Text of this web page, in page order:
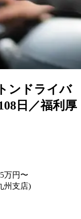
ンドライバ
日／福利厚
万円〜
州支店)